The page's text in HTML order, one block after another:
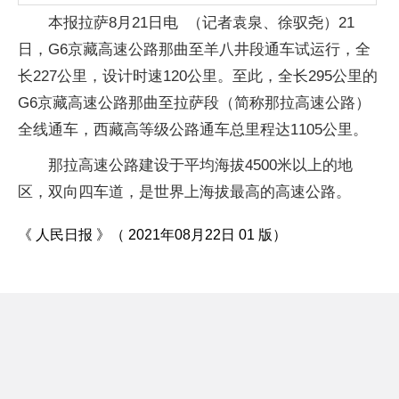
本报拉萨8月21日电 （记者袁泉、徐驭尧）21
日，G6京藏高速公路那曲至羊八井段通车试运行，全
长227公里，设计时速120公里。至此，全长295公里的
G6京藏高速公路那曲至拉萨段（简称那拉高速公路）
全线通车，西藏高等级公路通车总里程达1105公里。
那拉高速公路建设于平均海拔4500米以上的地
区，双向四车道，是世界上海拔最高的高速公路。
《 人民日报 》（ 2021年08月22日 01 版）